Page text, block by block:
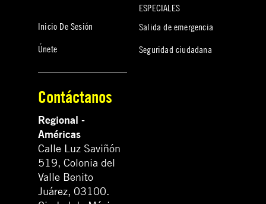
Inicio De Sesión
Únete
ESPECIALES
Salida de emergencia
Seguridad ciudadana
Contáctanos
Regional -
Américas
Calle Luz Saviñón
519, Colonia del
Valle Benito
Juárez, 03100.